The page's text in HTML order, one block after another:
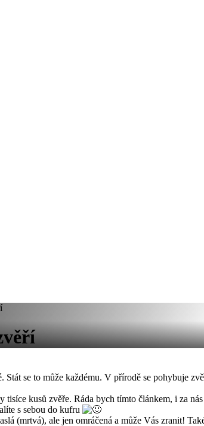
Stát se to může každému. V přírodě se pohybuje
kusů zvěře. Ráda bych tímto článkem, i za
s sebou do kufru
(mrtvá), ale jen omráčená a může Vás zranit!